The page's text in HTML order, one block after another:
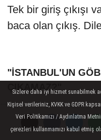
Tek bir giriş çıkışı
baca olan çıkış.
"İSTANBUL'UN
ÇIKAMAZ?"
Yangında hayatını
Uzun'un ablası
Sizlere daha iyi hizmet sunabilmek
Kişisel verileriniz, KVKK ve GDPR
Veri Politikamızı / Aydınlatma
çerezleri kullanmamızı kabul etmiş